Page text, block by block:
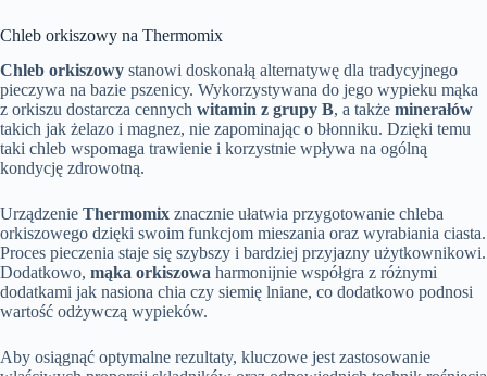
Chleb orkiszowy na Thermomix
Chleb orkiszowy stanowi doskonałą alternatywę dla tradycyjnego
pieczywa na bazie pszenicy. Wykorzystywana do jego wypieku mąka
z orkiszu dostarcza cennych witamin z grupy B, a także minerałów
takich jak żelazo i magnez, nie zapominając o błonniku. Dzięki temu
taki chleb wspomaga trawienie i korzystnie wpływa na ogólną
kondycję zdrowotną.
Urządzenie Thermomix znacznie ułatwia przygotowanie chleba
orkiszowego dzięki swoim funkcjom mieszania oraz wyrabiania ciasta.
Proces pieczenia staje się szybszy i bardziej przyjazny użytkownikowi.
Dodatkowo, mąka orkiszowa harmonijnie współgra z różnymi
dodatkami jak nasiona chia czy siemię lniane, co dodatkowo podnosi
wartość odżywczą wypieków.
Aby osiągnąć optymalne rezultaty, kluczowe jest zastosowanie